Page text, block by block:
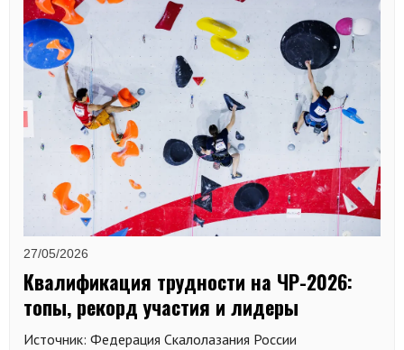
27/05/2026
Квалификация трудности на ЧР-2026:
топы, рекорд участия и лидеры
Источник: Федерация Скалолазания России